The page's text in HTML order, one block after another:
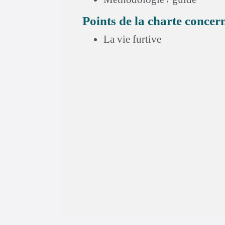
Points de la charte
La vie furtive